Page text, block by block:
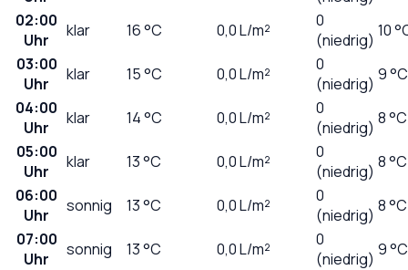
02:00
Uhr
klar 16°C 0,0L/m²
0
(niedrig) 10
03:00
Uhr
klar 15°C 0,0L/m²
0
(niedrig) 9 °C
04:00
Uhr
klar 14°C 0,0L/m²
0
(niedrig) 8 °C
05:00
Uhr
klar 13°C 0,0L/m²
0
(niedrig) 8 °C
06:00
Uhr
sonnig 13°C 0,0L/m²
0
(niedrig) 8 °C
07:00
Uhr
sonnig 13°C 0,0L/m²
0
(niedrig) 9 °C